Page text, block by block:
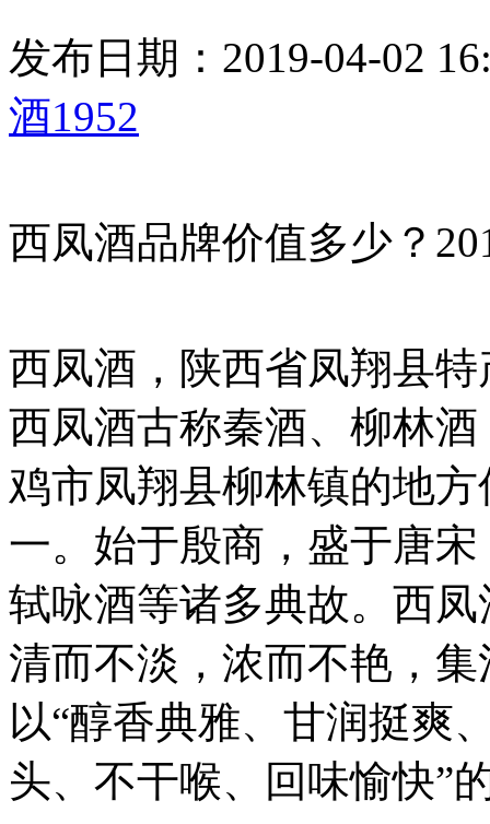
发布日期：2019-04-02
酒1952
西凤酒品牌价值多少？
西凤酒，陕西省凤翔县
西凤酒古称秦酒、柳林
鸡市凤翔县柳林镇的地
一。始于殷商，盛于唐
轼咏酒等诸多典故。西
清而不淡，浓而不艳，
以“醇香典雅、甘润挺爽
头、不干喉、回味愉快”